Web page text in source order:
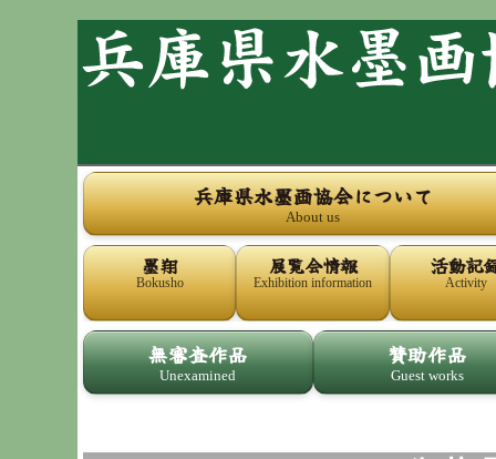
兵庫県水墨画協会について
About us
墨翔
Bokusho
展覧会情報
Exhibition information
活動記
Activity
無審査作品
Unexamined
賛助作品
Guest works